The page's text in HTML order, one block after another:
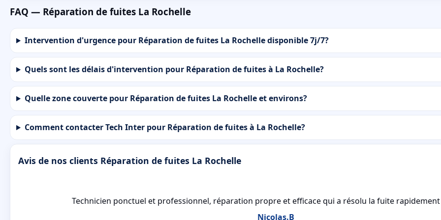
FAQ — Réparation de fuites La Rochelle
Intervention d'urgence pour Réparation de fuites La Rochelle disponible 7j/7?
Quels sont les délais d'intervention pour Réparation de fuites à La Rochelle?
Quelle zone couverte pour Réparation de fuites La Rochelle et environs?
Comment contacter Tech Inter pour Réparation de fuites à La Rochelle?
Avis de nos clients Réparation de fuites La Rochelle
et professionnel, réparation propre et efficace qui a résolu la fuite rapidement chez nous